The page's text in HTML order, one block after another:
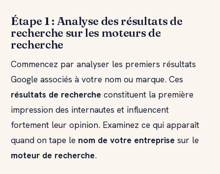
Étape 1 : Analyse des résultats de
recherche sur les moteurs de
recherche
Commencez par analyser les premiers résultats
Google associés à votre nom ou marque. Ces
résultats de recherche constituent la première
impression des internautes et influencent
fortement leur opinion. Examinez ce qui apparaît
quand on tape le nom de votre entreprise sur le
moteur de recherche.